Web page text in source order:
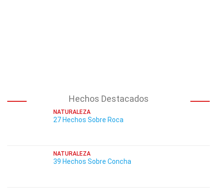
Hechos Destacados
NATURALEZA
27 Hechos Sobre Roca
NATURALEZA
39 Hechos Sobre Concha